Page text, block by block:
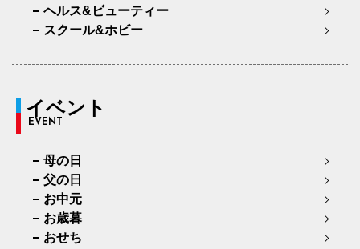
ヘルス&ビューティー
スクール&ホビー
イベント
EVENT
母の日
父の日
お中元
お歳暮
おせち